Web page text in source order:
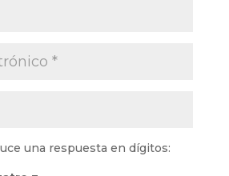
una respuesta en dígitos: